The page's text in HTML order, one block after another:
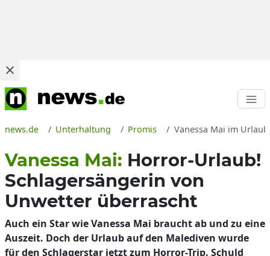
news.de Unterhaltung Promis Vanessa Mai im
Vanessa Mai: Horror-Urlaub!
Schlagersängerin von
Unwetter überrascht
Auch ein Star wie Vanessa Mai braucht ab und zu eine
Auszeit. Doch der Urlaub auf den Malediven wurde
für den Schlagerstar jetzt zum Horror-Trip. Schuld